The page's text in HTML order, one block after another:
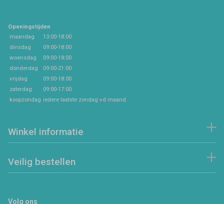
Openingstijden
maandag
13:00-18:00
dinsdag
09:00-18:00
woensdag
09:00-18:00
donderdag
09:00-21:00
vrijdag
09:00-18:00
zaterdag
09:00-17:00
koopzondag iedere laatste zondag vd maand
Winkel informatie
Veilig bestellen
Volg ons